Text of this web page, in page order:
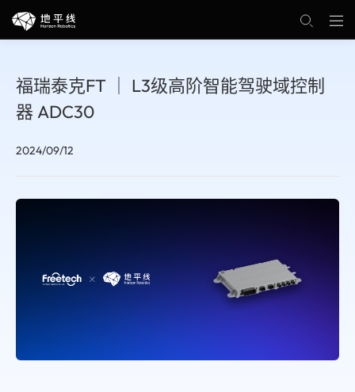
福瑞泰克FT ｜ L3级高阶智能驾驶域控制
器 ADC30
2024/09/12